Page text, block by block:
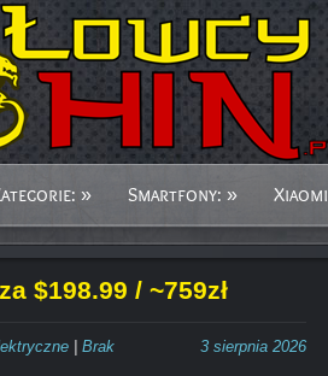
» Smartfony: » Xiaomi
$198.99 / ~759zł
3 sierpnia 2026
Brak